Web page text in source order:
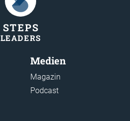
STEPS
LEADERS
Medien
Magazin
Podcast